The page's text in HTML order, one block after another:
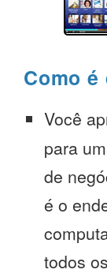
Como
Você
para
de
é o
todos